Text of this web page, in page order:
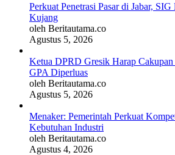
Perkuat Penetrasi Pasar di Jabar,
Kujang
oleh Beritautama.co
Agustus 5, 2026
Ketua DPRD Gresik Harap Cakupan
GPA Diperluas
oleh Beritautama.co
Agustus 5, 2026
Menaker: Pemerintah Perkuat
Kebutuhan Industri
oleh Beritautama.co
Agustus 4, 2026